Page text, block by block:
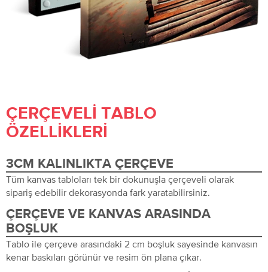
ÇERÇEVELI TABLO
ÖZELLIKLERI
3CM KALINLIKTA ÇERÇEVE
Tüm kanvas tabloları tek bir dokunuşla çerçeveli olarak
sipariş edebilir dekorasyonda fark yaratabilirsiniz.
ÇERÇEVE VE KANVAS ARASINDA
BOŞLUK
Tablo ile çerçeve arasındaki 2 cm boşluk sayesinde kanvasın
kenar baskıları görünür ve resim ön plana çıkar.